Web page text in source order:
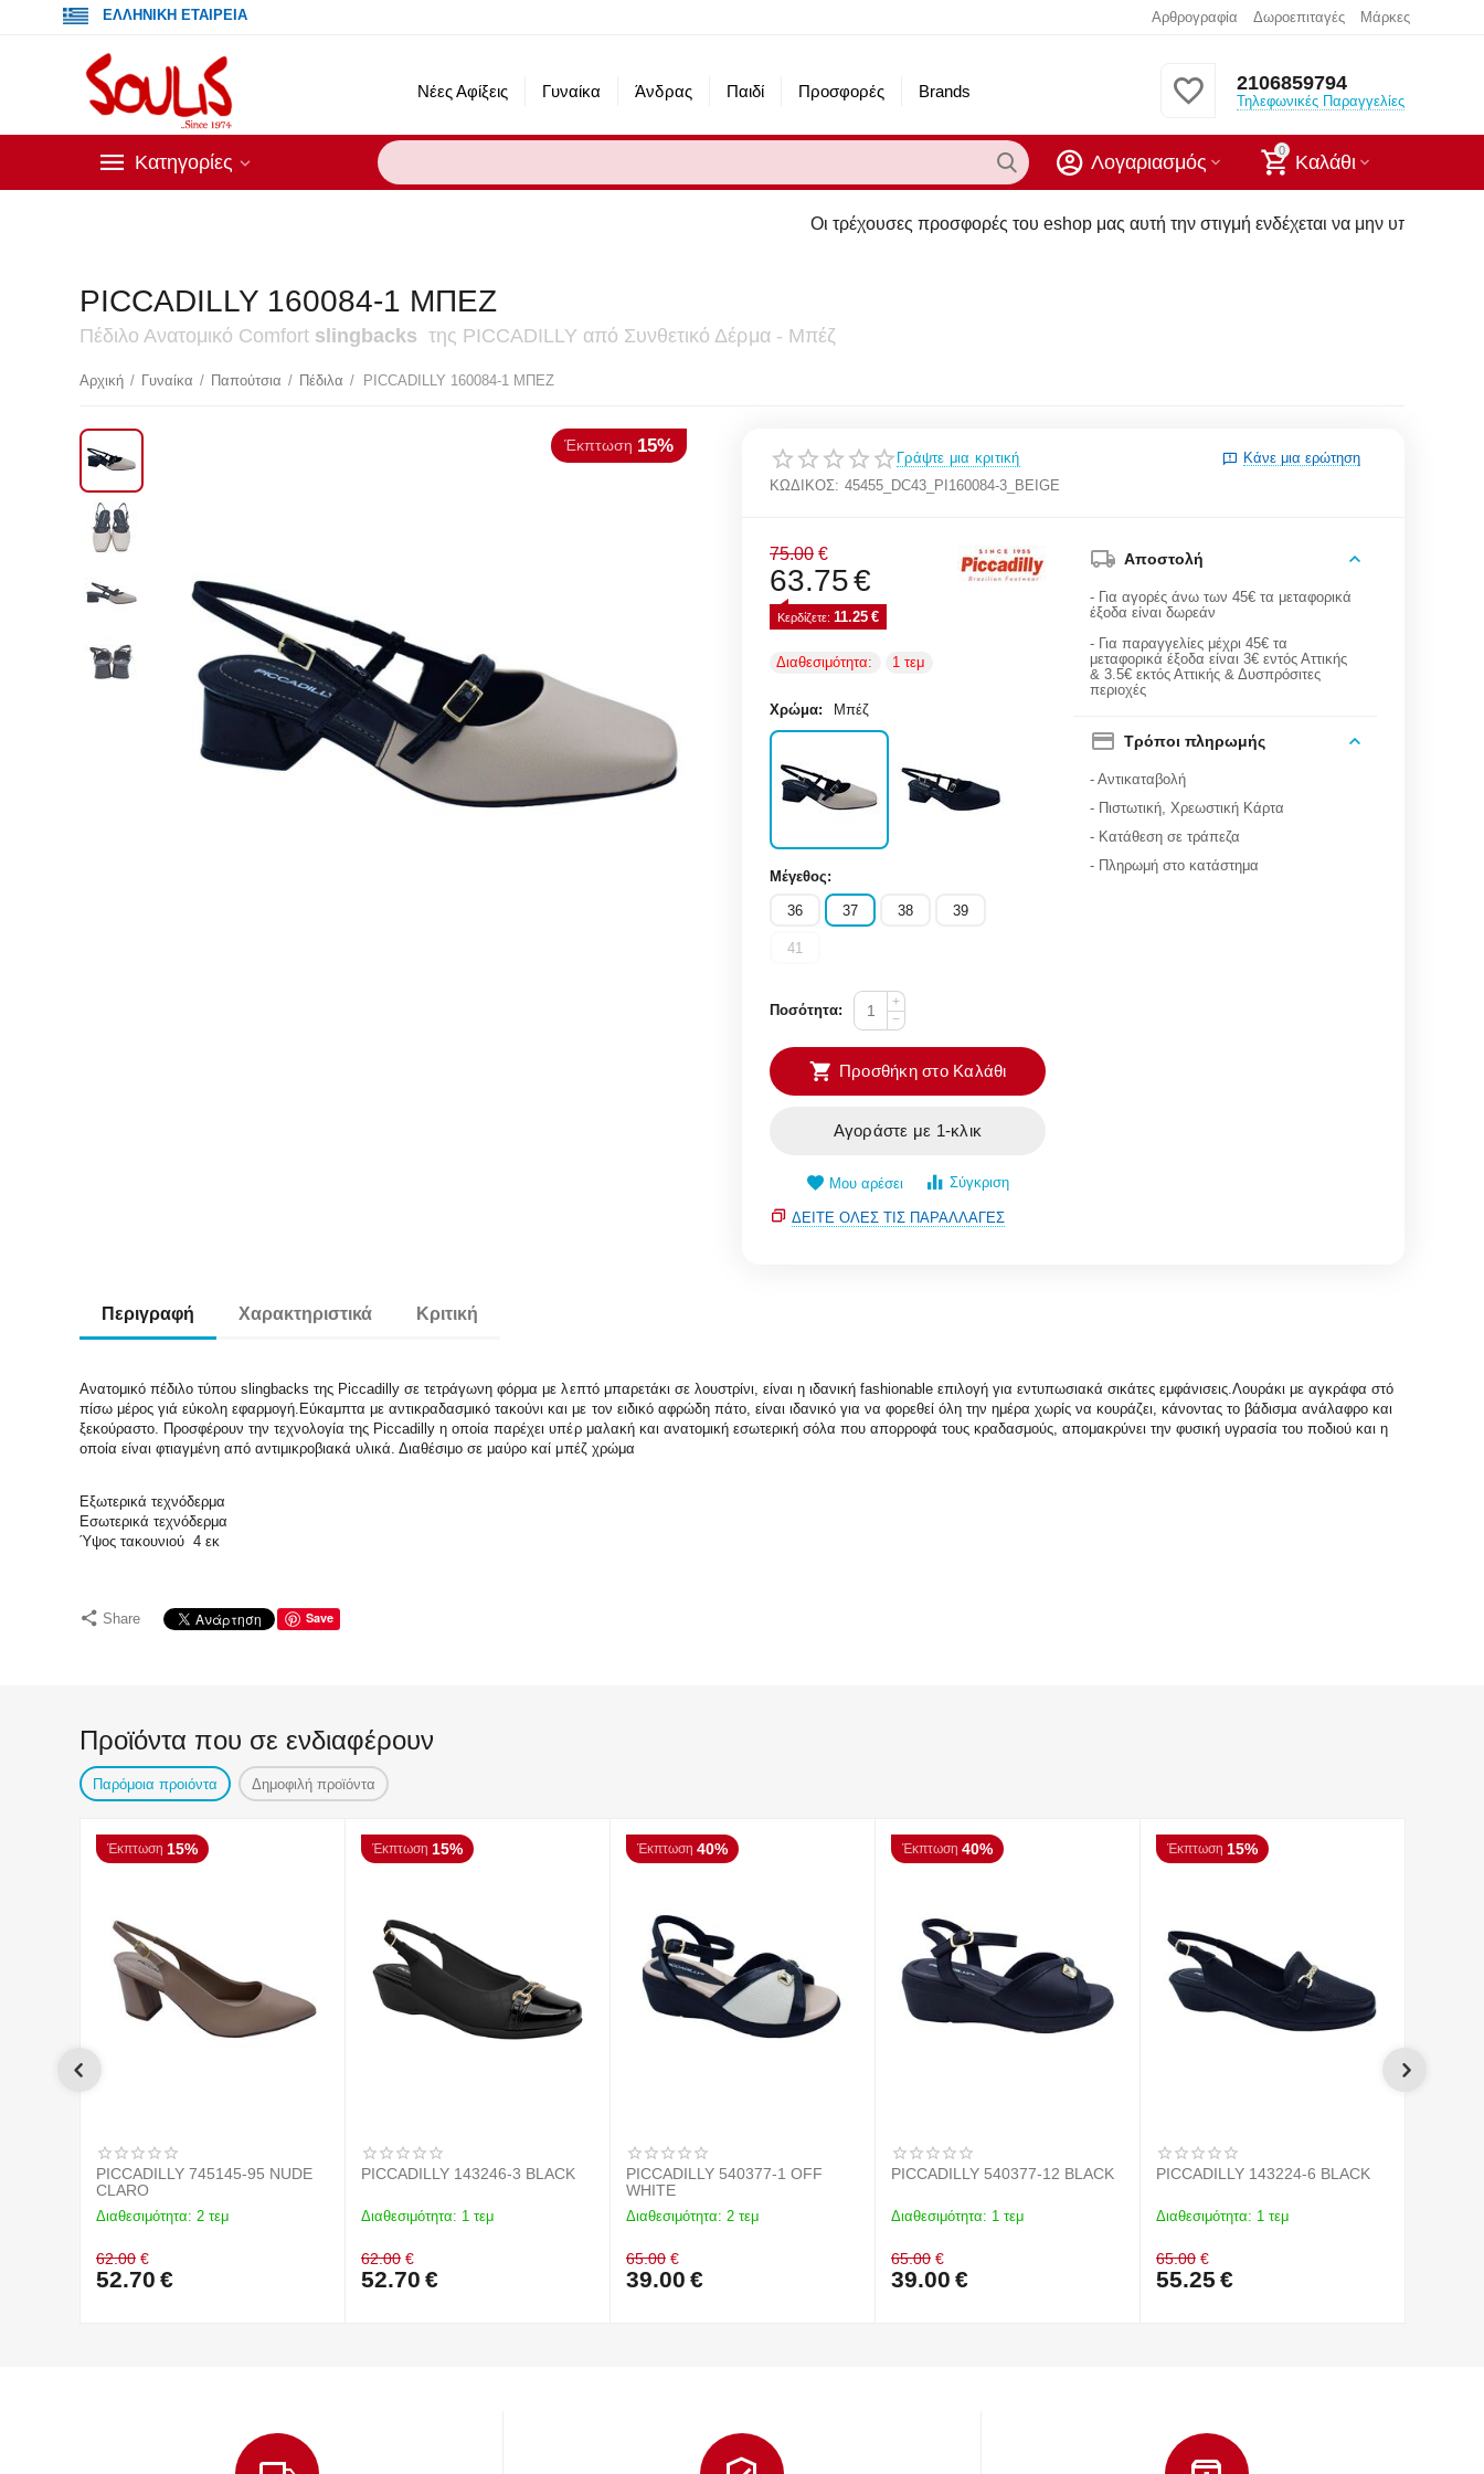
ΕΛΛΗΝΙΚΗ ΕΤΑΙΡΕΙΑ Αρθρογραφία Δωροεπιταγές Μάρκες
Νέες Αφίξεις Γυναίκα Άνδρας Παιδί Προσφορές Brands 2106859794
Τηλεφωνικές Παραγγελίες
Κατηγορίες
0
Καλάθι
Λογαριασμός
Οι τρέχουσες προσφορές του eshop μας αυτή την στιγμή ενδέχεται να μην υπάρχουν στα καταστήματα
PICCADILLY 160084-1 ΜΠΕΖ
Πέδιλο Ανατομικό Comfort slingbacks της PICCADILLY από Συνθετικό Δέρμα - Μπέζ
Αρχική / Γυναίκα / Παπούτσια / Πέδιλα / PICCADILLY 160084-1 ΜΠΕΖ
15%
Γράψτε μια κριτική
Κάνε μια ερώτηση
ΚΩΔΙΚΟΣ: 45455_DC43_PI160084-3_BEIGE
75.00 €
63.75€
Κερδίζετε: 11.25 €
Διαθεσιμότητα: 1 τεμ
Χρώμα: Μπέζ
Μέγεθος:
36 37 38 39
41
Ποσότητα:
+
−
Προσθήκη στο Καλάθι
Αγοράστε με 1-κλικ
Μου αρέσει Σύγκριση
Αποστολή
- Για αγορές άνω των 45€ τα μεταφορικά
έξοδα είναι δωρεάν
- Για παραγγελίες μέχρι 45€ τα
μεταφορικά έξοδα είναι 3€ εντός Αττικής
& 3.5€ εκτός Αττικής & Δυσπρόσιτες
περιοχές
Τρόποι πληρωμής
- Αντικαταβολή
- Πιστωτική, Χρεωστική Κάρτα
- Κατάθεση σε τράπεζα
- Πληρωμή στο κατάστημα
ΔΕΊΤΕ ΌΛΕΣ ΤΙΣ ΠΑΡΑΛΛΑΓΈΣ
Περιγραφή Χαρακτηριστικά Κριτική
Ανατομικό πέδιλο τύπου slingbacks της Piccadilly σε τετράγωνη φόρμα με λεπτό μπαρετάκι σε λουστρίνι, είναι η ιδανική fashionable επιλογή για εντυπωσιακά σικάτες εμφάνισεις.Λουράκι με αγκράφα στό
πίσω μέρος γιά εύκολη εφαρμογή.Εύκαμπτα με αντικραδασμικό τακούνι και με τον ειδικό αφρώδη πάτο, είναι ιδανικό για να φορεθεί όλη την ημέρα χωρίς να κουράζει, κάνοντας το βάδισμα ανάλαφρο και
ξεκούραστο. Προσφέρουν την τεχνολογία της Piccadilly η οποία παρέχει υπέρ μαλακή και ανατομική εσωτερική σόλα που απορροφά τους κραδασμούς, απομακρύνει την φυσική υγρασία του ποδιού και η
οποία είναι φτιαγμένη από αντιμικροβιακά υλικά. Διαθέσιμο σε μαύρο καί μπέζ χρώμα
Εξωτερικά τεχνόδερμα
Εσωτερικά τεχνόδερμα
Ύψος τακουνιού 4 εκ
Share Save
Προϊόντα που σε ενδιαφέρουν
Παρόμοια προιόντα Δημοφιλή προϊόντα
Έκπτωση 15%
PICCADILLY 745145-95 NUDE
CLARO
Διαθεσιμότητα: 2 τεμ
62.00 €
52.70 €
Έκπτωση 15%
PICCADILLY 143246-3 BLACK
Διαθεσιμότητα: 1 τεμ
62.00 €
52.70 €
Έκπτωση 40%
PICCADILLY 540377-1 OFF
WHITE
Διαθεσιμότητα: 2 τεμ
65.00 €
39.00 €
Έκπτωση 40%
PICCADILLY 540377-12 BLACK
Διαθεσιμότητα: 1 τεμ
65.00 €
39.00 €
Έκπτωση 15%
PICCADILLY 143224-6 BLACK
Διαθεσιμότητα: 1 τεμ
65.00 €
55.25 €